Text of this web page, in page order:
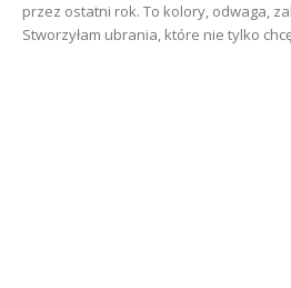
przez ostatni rok. To kolory, odwaga,
Stworzyłam ubrania, które nie tylko